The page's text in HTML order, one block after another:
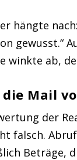
hängte
gewusst.“
winkte ab,
Mail
der
falsch.
Beträge,